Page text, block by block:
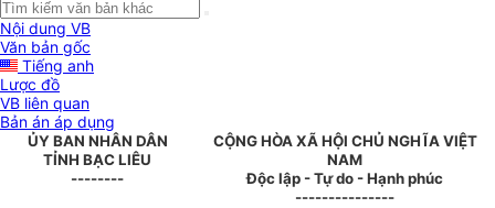
Nội dung VB
Văn bản gốc
Tiếng anh
Lược đồ
VB liên quan
Bản án áp dụng
ỦY BAN NHÂN DÂN
TỈNH BẠC LIÊU
--------
CỘNG HÒA XÃ HỘI CHỦ NGHĨA VIỆT
NAM
Độc lập - Tự do - Hạnh phúc
---------------